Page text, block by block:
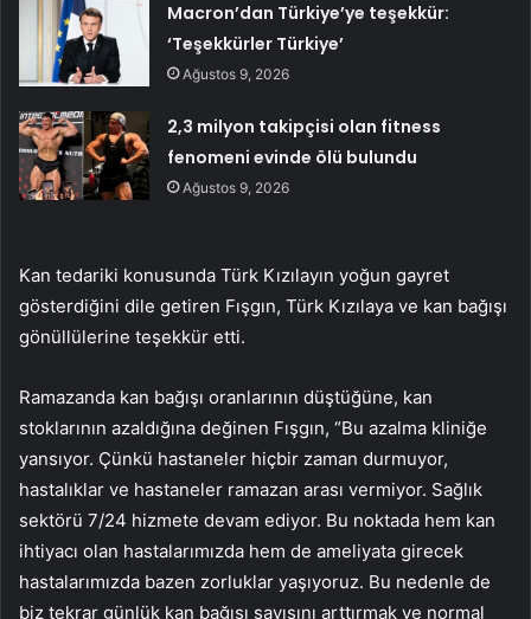
Macron’dan Türkiye’ye teşekkür:
‘Teşekkürler Türkiye’
Ağustos 9, 2026
2,3 milyon takipçisi olan fitness
fenomeni evinde ölü bulundu
Ağustos 9, 2026
Kan tedariki konusunda Türk Kızılayın yoğun gayret
gösterdiğini dile getiren Fışgın, Türk Kızılaya ve kan bağışı
gönüllülerine teşekkür etti.
Ramazanda kan bağışı oranlarının düştüğüne, kan
stoklarının azaldığına değinen Fışgın, “Bu azalma kliniğe
yansıyor. Çünkü hastaneler hiçbir zaman durmuyor,
hastalıklar ve hastaneler ramazan arası vermiyor. Sağlık
sektörü 7/24 hizmete devam ediyor. Bu noktada hem kan
ihtiyacı olan hastalarımızda hem de ameliyata girecek
hastalarımızda bazen zorluklar yaşıyoruz. Bu nedenle de
biz tekrar günlük kan bağışı sayısını arttırmak ve normal